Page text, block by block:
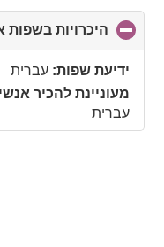
היכרויות בשפות
ידיעת שפות: עברית
מעוניינת להכיר
עברית